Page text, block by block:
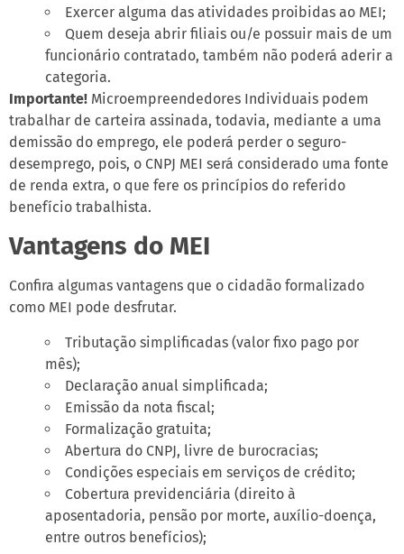
Exercer alguma das atividades proibidas ao MEI;
Quem deseja abrir filiais ou/e possuir mais de um
funcionário contratado, também não poderá aderir a
categoria.
Importante! Microempreendedores Individuais podem
trabalhar de carteira assinada, todavia, mediante a uma
demissão do emprego, ele poderá perder o seguro-
desemprego, pois, o CNPJ MEI será considerado uma fonte
de renda extra, o que fere os princípios do referido
benefício trabalhista.
Vantagens do MEI
Confira algumas vantagens que o cidadão formalizado
como MEI pode desfrutar.
Tributação simplificadas (valor fixo pago por
mês);
Declaração anual simplificada;
Emissão da nota fiscal;
Formalização gratuita;
Abertura do CNPJ, livre de burocracias;
Condições especiais em serviços de crédito;
Cobertura previdenciária (direito à
aposentadoria, pensão por morte, auxílio-doença,
entre outros benefícios);